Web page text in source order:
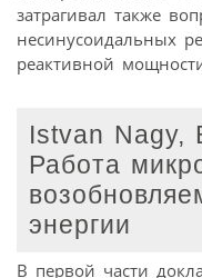
затрагивал также
несинусоидальных
реактивной
Istvan Nagy,
Работа
энергии
В первой части